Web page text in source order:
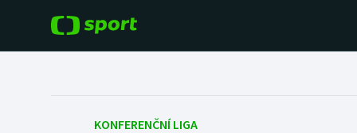
KONFERENČNÍ LIGA